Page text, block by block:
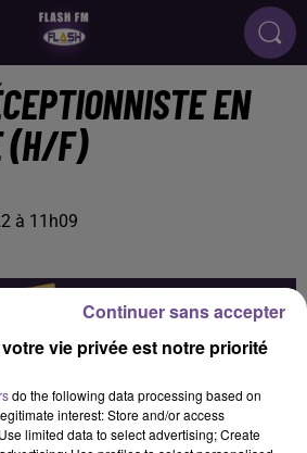
EN
(H/F)
à 11h09
vie privée est notre priorité
do the following data processing based on
interest: Store and/or access
limited data to select advertising; Create
Continuer sans accepter